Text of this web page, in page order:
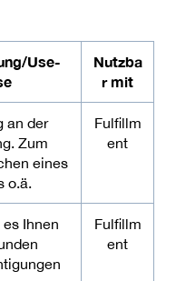
Use-
Nutzba
r mit
an der
Zum
eines
o.ä.
Fulfillm
ent
Ihnen
Fulfillm
ent